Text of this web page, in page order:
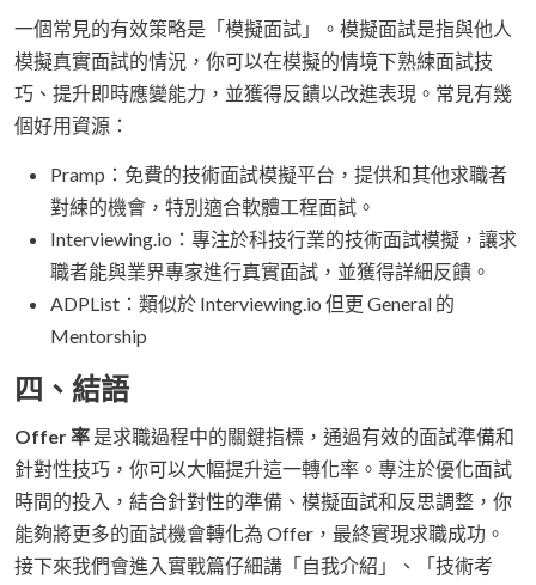
一個常見的有效策略是「模擬面試」。模擬面試是指與他人
模擬真實面試的情況，你可以在模擬的情境下熟練面試技
巧、提升即時應變能力，並獲得反饋以改進表現。常見有幾
個好用資源：
Pramp：免費的技術面試模擬平台，提供和其他求職者
對練的機會，特別適合軟體工程面試。
Interviewing.io：專注於科技行業的技術面試模擬，讓求
職者能與業界專家進行真實面試，並獲得詳細反饋。
ADPList：類似於 Interviewing.io 但更 General 的
Mentorship
四、結語
Offer 率 是求職過程中的關鍵指標，通過有效的面試準備和
針對性技巧，你可以大幅提升這一轉化率。專注於優化面試
時間的投入，結合針對性的準備、模擬面試和反思調整，你
能夠將更多的面試機會轉化為 Offer，最終實現求職成功。
接下來我們會進入實戰篇仔細講「自我介紹」、「技術考